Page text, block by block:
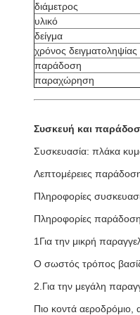
διάμετρος
υλικό
δείγμα
χρόνος δειγματοληψίας
παράδοση
παραχώρηση
Συσκευή και
Συσκευασία: πλάκα
Λεπτομέρειες
Πληροφορίες
Πληροφορίες
1Για την μικρή
Ο σωστός τρόπος
2.Για την μεγάλη
Πιο κοντά αεροδρόμιο,